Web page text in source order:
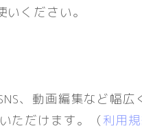
ください。
、動画編集など幅
ただけます。（利用